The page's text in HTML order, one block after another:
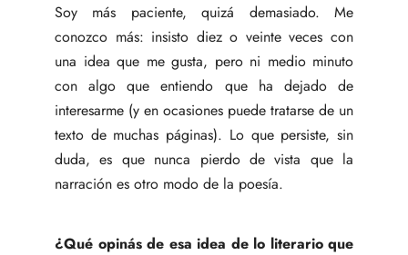
Soy más paciente, quizá demasiado. Me
conozco más: insisto diez o veinte veces con
una idea que me gusta, pero ni medio minuto
con algo que entiendo que ha dejado de
interesarme (y en ocasiones puede tratarse de un
texto de muchas páginas). Lo que persiste, sin
duda, es que nunca pierdo de vista que la
narración es otro modo de la poesía.
¿Qué opinás de esa idea de lo literario que